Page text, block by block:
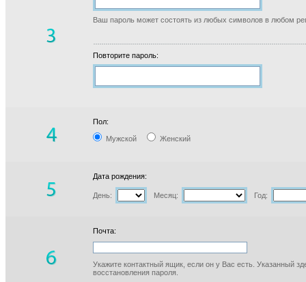
Ваш пароль может состоять из любых символов в любом
Повторите пароль:
Пол:
Мужской Женский
Дата рождения:
День: Месяц: Год:
Почта:
Укажите контактный ящик, если он у Вас есть. Указанный
восстановления пароля.